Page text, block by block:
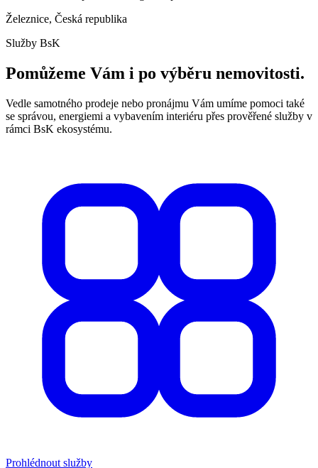
Železnice, Česká republika
Služby BsK
Pomůžeme Vám i po výběru nemovitosti.
Vedle samotného prodeje nebo pronájmu Vám umíme pomoci také
se správou, energiemi a vybavením interiéru přes prověřené služby v
rámci BsK ekosystému.
Prohlédnout služby